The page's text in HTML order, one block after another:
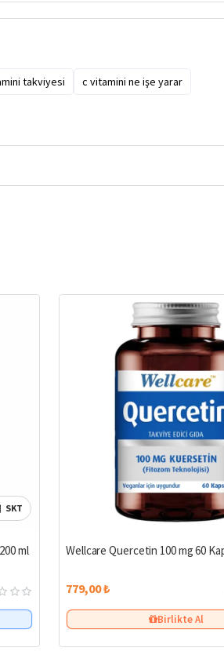
takviyesi
c vitamini ne işe yarar
SKT
ml Wellcare Quercetin 100 mg 60
779,00 ₺
Birlikte Al